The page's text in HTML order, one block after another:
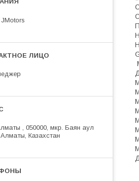
, 050000, мкр. Баян аул
Казахстан